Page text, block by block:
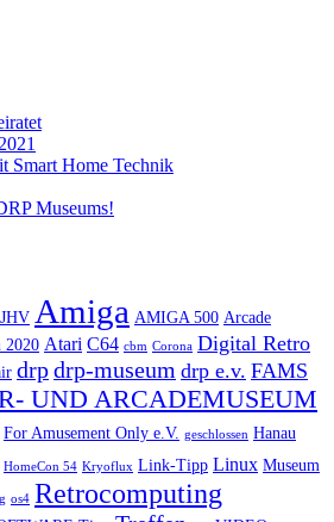
Smart Home Technik
Museums!
Amiga AMIGA 500 Arcade
2020 Atari C64 cbm Corona Digital Retro
drpdrp-museum drp e.v. FAMS
UND ARCADEMUSEUM
For Amusement Only e.V. geschlossen Hanau
HomeCon 54 Kryoflux Link-Tipp Linux Museum
os4 Retrocomputing